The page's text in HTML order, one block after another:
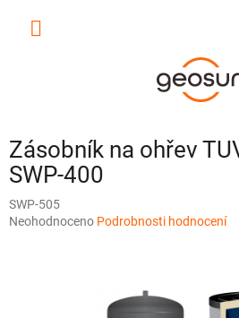
obsah
Zásobník na ohřev
SWP-400
SWP-505
Průměrné
Neohodnoceno Podrobnosti hodnocení